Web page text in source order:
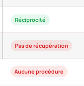
Réciprocité
Pas de récupération
Aucune procédure